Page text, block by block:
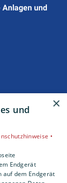
Anlagen und
×
und
•
Endgerät
auf dem Endgerät